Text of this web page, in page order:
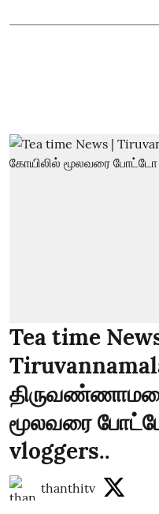
Tea time
மூலவரை
vloggers..
thanthitv